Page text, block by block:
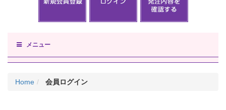
メニュー
Home 会員ログイン